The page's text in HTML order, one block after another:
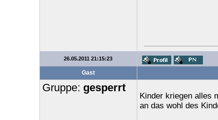
26.05.2011 21:15:23
Gast
Gruppe: gesperrt
Kinder kriegen alles
an das wohl des